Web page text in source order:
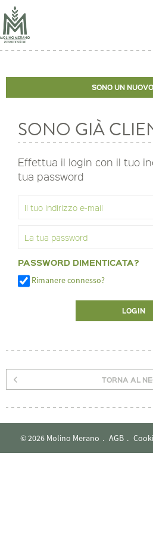
SONO UN
SONO GIÀ
Effettua il login con il tuo
tua password
PASSWORD DIMENTICATA?
Rimanere connesso?
LOGIN
TORNA AL
© 2026 Molino Merano AGB